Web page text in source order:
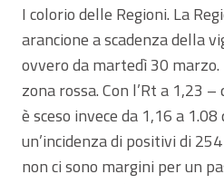
I colorio delle Regioni. La
arancione a scadenza della
ovvero da martedì 30
zona rossa. Con l’Rt a 1,23
è sceso invece da 1,16 a
un’incidenza di positivi di
non ci sono margini per un